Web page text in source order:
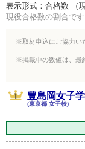
表示形式：合格数 （
現役合格数の割合です
※取材申込にご協力い
※掲載中の数値は、最
豊島岡女子
(東京都 女子校)